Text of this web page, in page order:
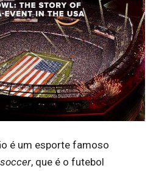
é um esporte famoso
soccer, que é o futebol